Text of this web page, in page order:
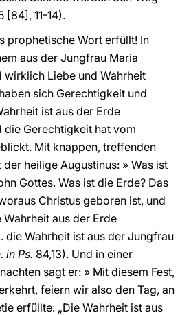
[84], 11-14).
prophetische Wort erfüllt! In
aus der Jungfrau Maria
Liebe und Wahrheit
sich Gerechtigkeit und
ist aus der Erde
Gerechtigkeit hat vom
Mit knappen, treffenden
heilige Augustinus: » Was ist
Gottes. Was ist die Erde? Das
Christus geboren ist, und
aus der Erde
Wahrheit ist aus der Jungfrau
in Ps. 84,13). Und in einer
sagt er: » Mit diesem Fest,
feiern wir also den Tag, an
erfüllte: „Die Wahrheit ist aus